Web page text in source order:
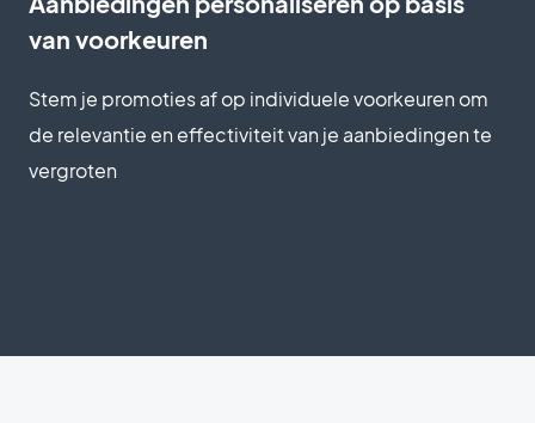
van voorkeuren
Stem je promoties af op individuele voorkeuren om
de relevantie en effectiviteit van je aanbiedingen te
vergroten